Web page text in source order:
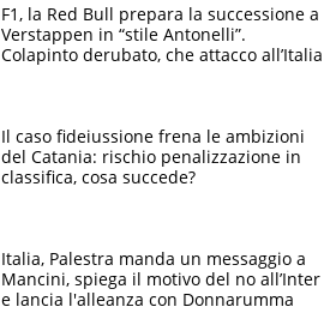
F1, la Red Bull prepara la successione a
Verstappen in “stile Antonelli”.
Colapinto derubato, che attacco all’Italia
Il caso fideiussione frena le ambizioni
del Catania: rischio penalizzazione in
classifica, cosa succede?
Italia, Palestra manda un messaggio a
Mancini, spiega il motivo del no all’Inter
e lancia l'alleanza con Donnarumma